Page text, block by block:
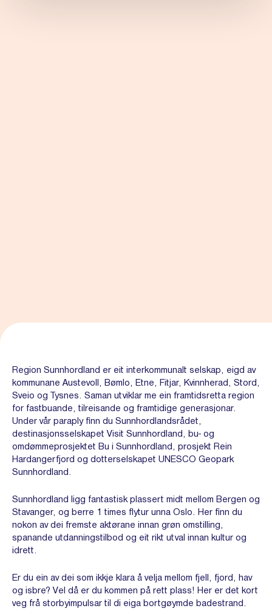
Region Sunnhordland er eit interkommunalt selskap, eigd av
kommunane Austevoll, Bømlo, Etne, Fitjar, Kvinnherad, Stord,
Sveio og Tysnes. Saman utviklar me ein framtidsretta region
for fastbuande, tilreisande og framtidige generasjonar.
Under vår paraply finn du Sunnhordlandsrådet,
destinasjonsselskapet Visit Sunnhordland, bu- og
omdømmeprosjektet Bu i Sunnhordland, prosjekt Rein
Hardangerfjord og dotterselskapet UNESCO Geopark
Sunnhordland.
Sunnhordland ligg fantastisk plassert midt mellom Bergen og
Stavanger, og berre 1 times flytur unna Oslo. Her finn du
nokon av dei fremste aktørane innan grøn omstilling,
spanande utdanningstilbod og eit rikt utval innan kultur og
idrett.
Er du ein av dei som ikkje klara å velja mellom fjell, fjord, hav
og isbre? Vel då er du kommen på rett plass! Her er det kort
veg frå storbyimpulsar til di eiga bortgøymde badestrand.